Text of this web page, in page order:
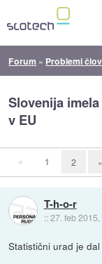
Forum » Problemi
Slovenija
v EU
« 1 2 »
T-h-o-r
::27. feb 2015,
Statistični urad je